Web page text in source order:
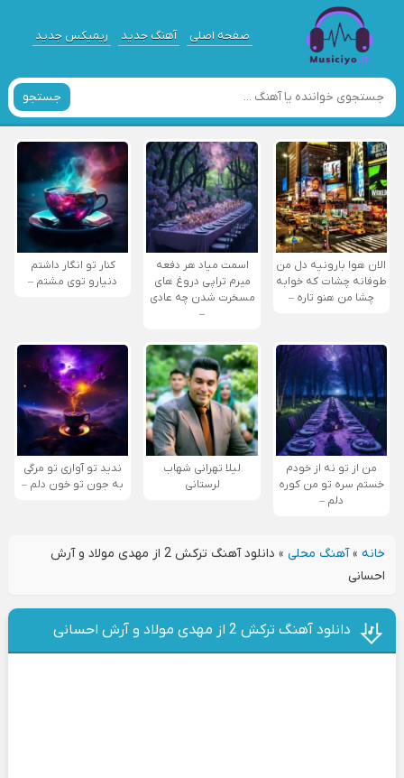
صفحه اصلی آهنگ جدید ریمیکس جدید
جستجو
الان هوا بارونیه دل من
طوفانه چشات که خوابه
چشا من هنو تاره –
اسمت میاد هر دفعه
میرم تراپی دروغ‌ های
مسخرت شدن چه عادی
–
کنار تو انگار داشتم
دنیارو توی مشتم –
من از تو نه از خودم
خستم سره تو من کوره
دلم –
لیلا تهرانی شهاب
لرستانی
ندید تو آواری تو مرگی
به جون تو خون دلم –
خانه»آهنگ محلی»
دانلود آهنگ ترکش 2 از مهدی مولاد و آرش
احسانی
دانلود آهنگ ترکش 2 از مهدی مولاد و آرش احسانی